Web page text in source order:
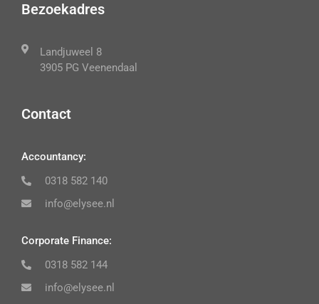
Bezoekadres
Landjuweel 8
3905 PG Veenendaal
Contact
Accountancy:
0318 582 140
info@elysee.nl
Corporate Finance:
0318 582 144
info@elysee.nl